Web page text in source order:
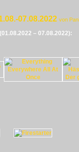
07.08.2022 von
– 07.08.2022):